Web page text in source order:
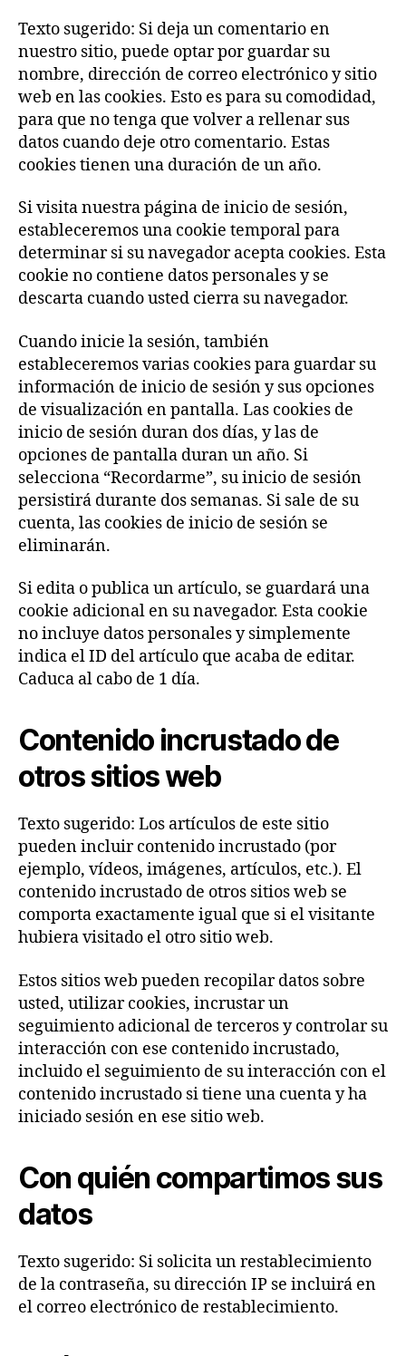
Texto sugerido: Si deja un comentario en
nuestro sitio, puede optar por guardar su
nombre, dirección de correo electrónico y sitio
web en las cookies. Esto es para su comodidad,
para que no tenga que volver a rellenar sus
datos cuando deje otro comentario. Estas
cookies tienen una duración de un año.
Si visita nuestra página de inicio de sesión,
estableceremos una cookie temporal para
determinar si su navegador acepta cookies. Esta
cookie no contiene datos personales y se
descarta cuando usted cierra su navegador.
Cuando inicie la sesión, también
estableceremos varias cookies para guardar su
información de inicio de sesión y sus opciones
de visualización en pantalla. Las cookies de
inicio de sesión duran dos días, y las de
opciones de pantalla duran un año. Si
selecciona “Recordarme”, su inicio de sesión
persistirá durante dos semanas. Si sale de su
cuenta, las cookies de inicio de sesión se
eliminarán.
Si edita o publica un artículo, se guardará una
cookie adicional en su navegador. Esta cookie
no incluye datos personales y simplemente
indica el ID del artículo que acaba de editar.
Caduca al cabo de 1 día.
Contenido incrustado de
otros sitios web
Texto sugerido: Los artículos de este sitio
pueden incluir contenido incrustado (por
ejemplo, vídeos, imágenes, artículos, etc.). El
contenido incrustado de otros sitios web se
comporta exactamente igual que si el visitante
hubiera visitado el otro sitio web.
Estos sitios web pueden recopilar datos sobre
usted, utilizar cookies, incrustar un
seguimiento adicional de terceros y controlar su
interacción con ese contenido incrustado,
incluido el seguimiento de su interacción con el
contenido incrustado si tiene una cuenta y ha
iniciado sesión en ese sitio web.
Con quién compartimos sus
datos
Texto sugerido: Si solicita un restablecimiento
de la contraseña, su dirección IP se incluirá en
el correo electrónico de restablecimiento.